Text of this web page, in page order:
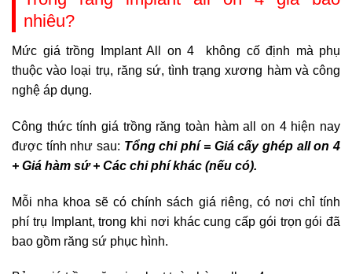
nhiêu?
Mức giá trồng Implant All on 4 không cố định mà phụ
thuộc vào loại trụ, răng sứ, tình trạng xương hàm và công
nghệ áp dụng.
Công thức tính giá trồng răng toàn hàm all on 4 hiện nay
được tính như sau: Tổng chi phí = Giá cấy ghép all on 4
+ Giá hàm sứ + Các chi phí khác (nếu có).
Mỗi nha khoa sẽ có chính sách giá riêng, có nơi chỉ tính
phí trụ Implant, trong khi nơi khác cung cấp gói trọn gói đã
bao gồm răng sứ phục hình.